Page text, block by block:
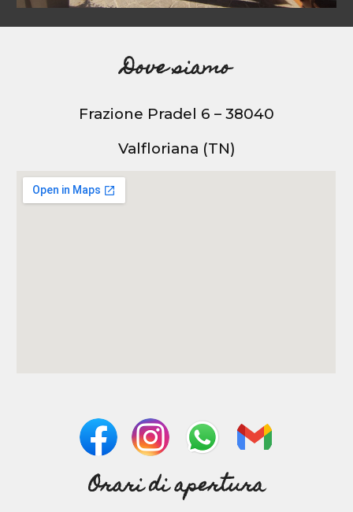
Dove siamo
Frazione Pradel 6 – 38040
Valfloriana (TN)
Orari di apertura